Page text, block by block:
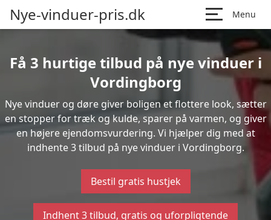
Nye-vinduer-pris.dk Menu
Få 3 hurtige tilbud på nye vinduer i
Vordingborg
Nye vinduer og døre giver boligen et flottere look, sætter
en stopper for træk og kulde, sparer på varmen, og giver
en højere ejendomsvurdering. Vi hjælper dig med at
indhente 3 tilbud på nye vinduer i Vordingborg.
Bestil gratis hustjek
Indhent 3 tilbud, gratis og uforpligtende